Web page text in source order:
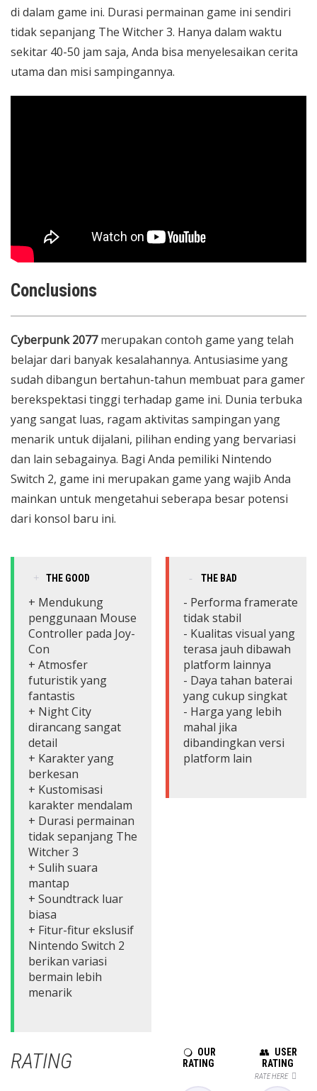
di dalam game ini. Durasi permainan game ini sendiri
tidak sepanjang The Witcher 3. Hanya dalam waktu
sekitar 40-50 jam saja, Anda bisa menyelesaikan cerita
utama dan misi sampingannya.
Conclusions
Cyberpunk 2077merupakan contoh game yang telah
belajar dari banyak kesalahannya. Antusiasime yang
sudah dibangun bertahun-tahun membuat para gamer
berekspektasi tinggi terhadap game ini. Dunia terbuka
yang sangat luas, ragam aktivitas sampingan yang
menarik untuk dijalani, pilihan ending yang bervariasi
dan lain sebagainya. Bagi Anda pemiliki Nintendo
Switch 2, game ini merupakan game yang wajib Anda
mainkan untuk mengetahui seberapa besar potensi
dari konsol baru ini.
THE GOOD
+ Mendukung
penggunaan Mouse
Controller pada Joy-
Con
+ Atmosfer
futuristik yang
fantastis
+ Night City
dirancang sangat
detail
+ Karakter yang
berkesan
+ Kustomisasi
karakter mendalam
+ Durasi permainan
tidak sepanjang The
Witcher 3
+ Sulih suara
mantap
+ Soundtrack luar
biasa
+ Fitur-fitur ekslusif
Nintendo Switch 2
berikan variasi
bermain lebih
menarik
THE BAD
- Performa framerate
tidak stabil
- Kualitas visual yang
terasa jauh dibawah
platform lainnya
- Daya tahan baterai
yang cukup singkat
- Harga yang lebih
mahal jika
dibandingkan versi
platform lain
RATING
OUR
RATING
USER
RATING
RATE HERE